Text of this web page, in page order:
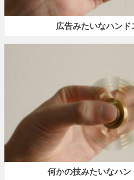
広告みたいなハンド
何かの技みたいなハン